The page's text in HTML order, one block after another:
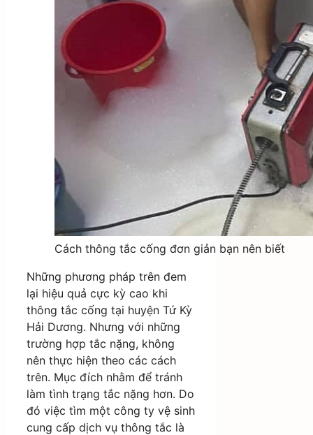
Cách thông tắc cống đơn giản bạn nên biết
Những phương pháp trên đem
lại hiệu quả cực kỳ cao khi
thông tắc cống tại huyện Tứ Kỳ
Hải Dương. Nhưng với những
trường hợp tắc nặng, không
nên thực hiện theo các cách
trên. Mục đích nhằm để tránh
làm tình trạng tắc nặng hơn. Do
đó việc tìm một công ty vệ sinh
cung cấp dịch vụ thông tắc là